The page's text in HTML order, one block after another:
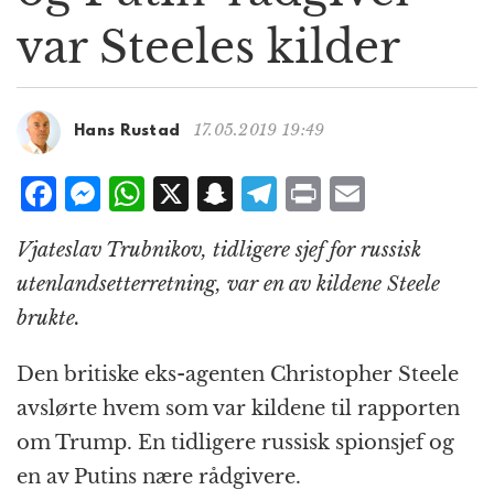
a
t
i
n
var Steeles kilder
Hans Rustad 17.05.2019 19:49
F
a
c
e
b
o
o
k
M
ss
e
g
e
r
W
h
at
s
p
p
X S
n
a
p
h
at
T
el
e
g
a
m
P
ri
n
t
m
ai
l
Vjateslav Trubnikov, tidligere sjef for russisk
utenlandsetterretning, var en av kildene Steele
brukte.
Den britiske eks-agenten Christopher Steele
avslørte hvem som var kildene til rapporten
om Trump. En tidligere russisk spionsjef og
en av Putins nære rådgivere.